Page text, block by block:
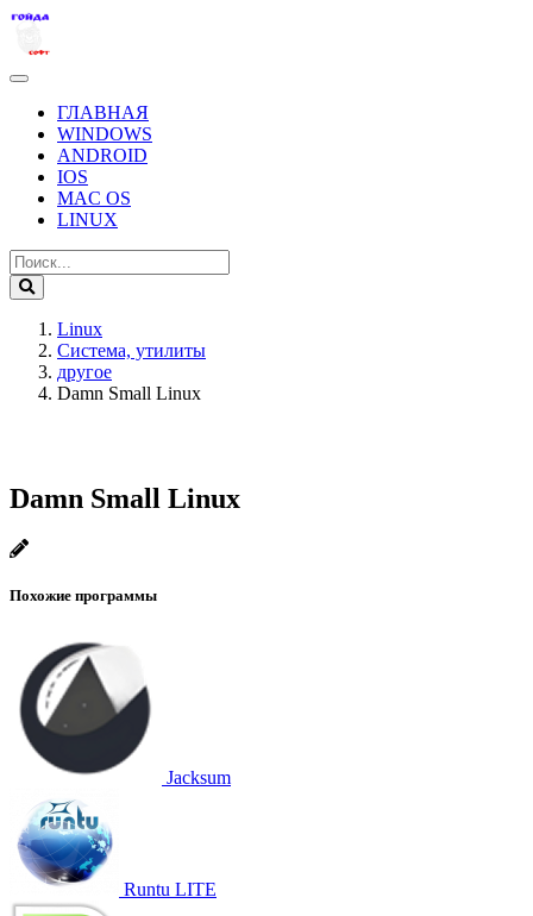
ГЛАВНАЯ
WINDOWS
ANDROID
IOS
MAC OS
LINUX
Linux
Система, утилиты
другое
Damn Small Linux
Damn Small Linux
Похожие программы
Jacksum
Runtu LITE